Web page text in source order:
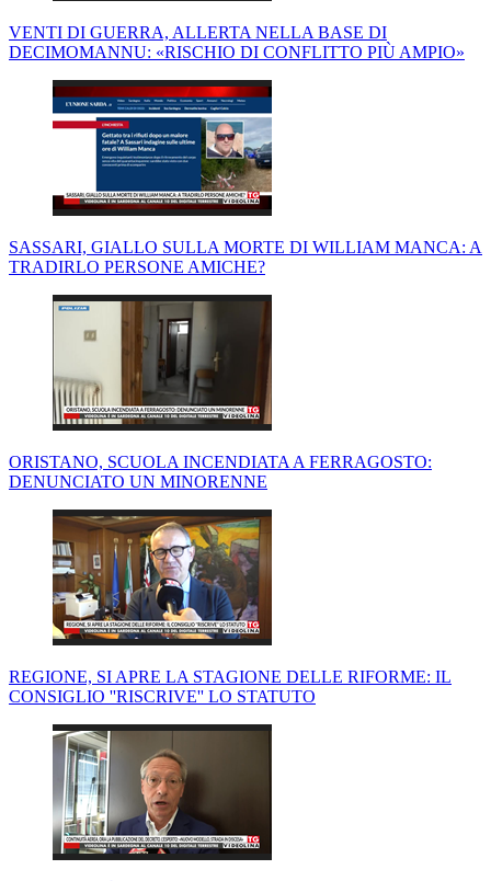
VENTI DI GUERRA, ALLERTA NELLA BASE DI
DECIMOMANNU: «RISCHIO DI CONFLITTO PIÙ AMPIO»
SASSARI, GIALLO SULLA MORTE DI WILLIAM MANCA: A
TRADIRLO PERSONE AMICHE?
ORISTANO, SCUOLA INCENDIATA A FERRAGOSTO:
DENUNCIATO UN MINORENNE
REGIONE, SI APRE LA STAGIONE DELLE RIFORME: IL
CONSIGLIO ''RISCRIVE'' LO STATUTO